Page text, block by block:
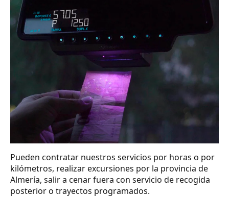
Pueden contratar nuestros servicios por horas o por
kilómetros, realizar excursiones por la provincia de
Almería, salir a cenar fuera con servicio de recogida
posterior o trayectos programados.